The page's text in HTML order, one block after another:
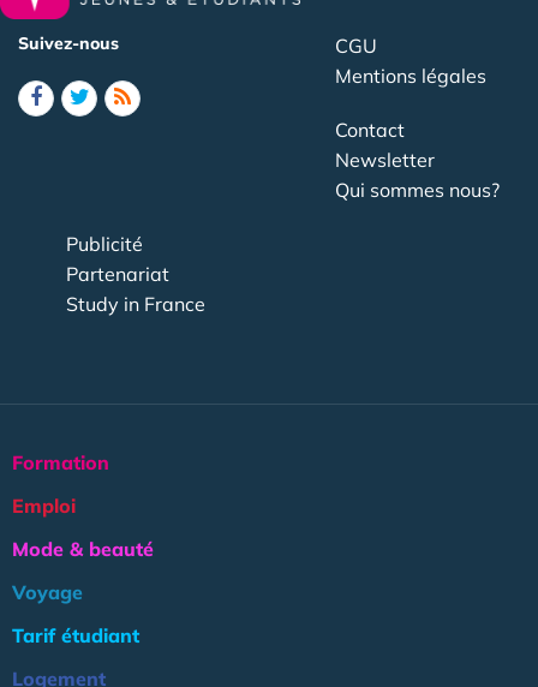
Suivez-nous
CGU
Mentions légales
Contact
Newsletter
Qui sommes nous?
Publicité
Partenariat
Study in France
Formation
Emploi
Mode & beauté
Voyage
Tarif étudiant
Logement